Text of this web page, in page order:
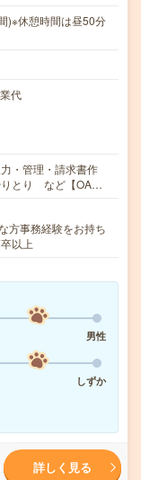
)※休憩時間は昼50分
代
・管理・請求書作
りとり など【OA…
方事務経験をお持ち
以上
男性
しずか
詳しく見る